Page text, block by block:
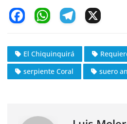
c
e
b
W
at
s
A
e
gr
a
El Chiquinquirá
serpiente Coral
suero